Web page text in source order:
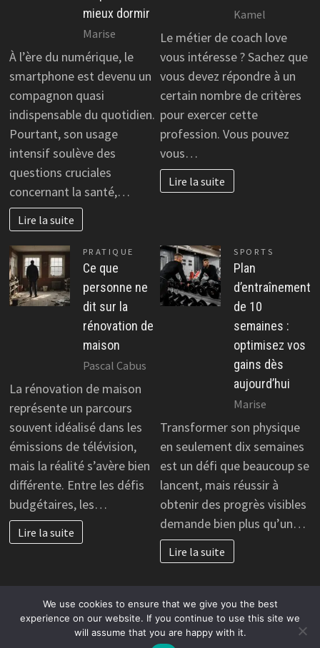
mieux dormir
Marise
À l’ère du numérique, le
smartphone est devenu un
compagnon quasi
indispensable du quotidien.
Pourtant, son usage
intensif soulève des
questions cruciales
concernant la santé,…
Lire la suite
Kamel
Le métier de coach love
vous intéresse ? Sachez que
vous devez répondre à un
certain nombre de critères
pour exercer cette
profession. Vous pouvez
vous…
Lire la suite
PRATIQUE
Ce que
personne ne
dit sur la
rénovation de
maison
Pascal Cabus
La rénovation de maison
représente un parcours
souvent idéalisé dans les
émissions de télévision,
mais la réalité s’avère bien
différente. Entre les défis
budgétaires, les…
Lire la suite
SPORTS
Plan
d’entraînement
de 10
semaines :
optimisez vos
gains dès
aujourd’hui
Marise
Transformer son physique
en seulement dix semaines
est un défi que beaucoup se
lancent, mais réussir à
obtenir des progrès visibles
demande bien plus qu’un…
Lire la suite
Copyright © 2026Créer un business en ligne rentable
We use cookies to ensure that we give you the best
experience on our website. If you continue to use this site we
will assume that you are happy with it.